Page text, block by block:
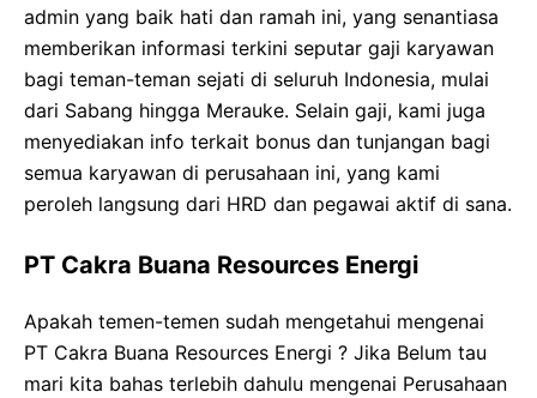
admin yang baik hati dan ramah ini, yang senantiasa
memberikan informasi terkini seputar gaji karyawan
bagi teman-teman sejati di seluruh Indonesia, mulai
dari Sabang hingga Merauke. Selain gaji, kami juga
menyediakan info terkait bonus dan tunjangan bagi
semua karyawan di perusahaan ini, yang kami
peroleh langsung dari HRD dan pegawai aktif di sana.
PT Cakra Buana Resources Energi
Apakah temen-temen sudah mengetahui mengenai
PT Cakra Buana Resources Energi ? Jika Belum tau
mari kita bahas terlebih dahulu mengenai Perusahaan